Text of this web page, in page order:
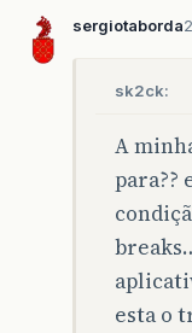
sergiotaborda
sk2ck:
A
para??
esta o